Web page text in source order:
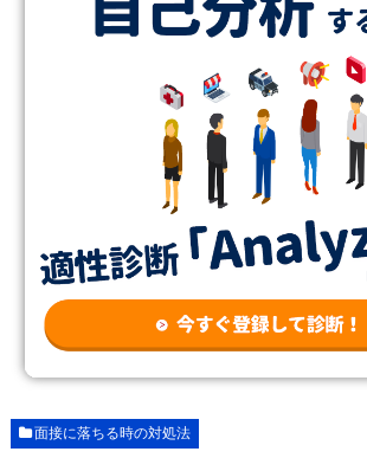
面接に落ちる時の対処法